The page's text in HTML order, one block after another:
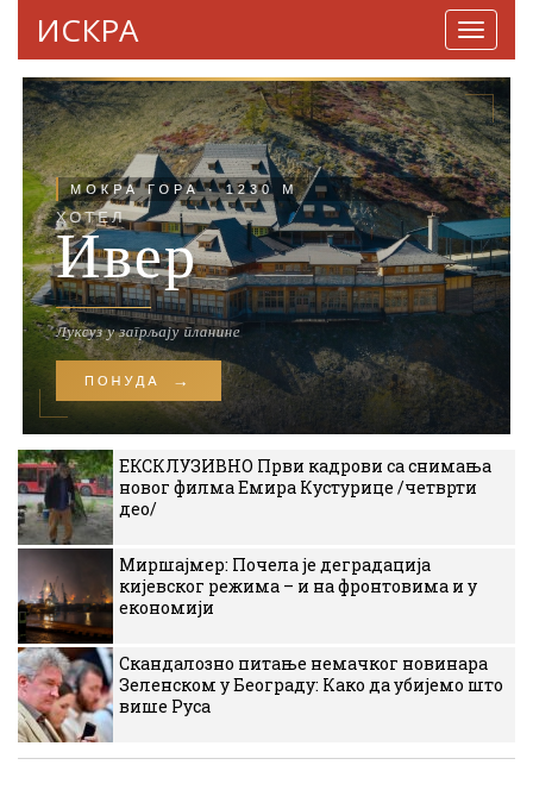
ИСКРА
ЕКСКЛУЗИВНО Први кадрови са снимања
новог филма Емира Кустурице /четврти
део/
Миршајмер: Почела је деградација
кијевског режима – и на фронтовима и у
економији
Скандалозно питање немачког новинара
Зеленском у Београду: Како да убијемо што
више Руса